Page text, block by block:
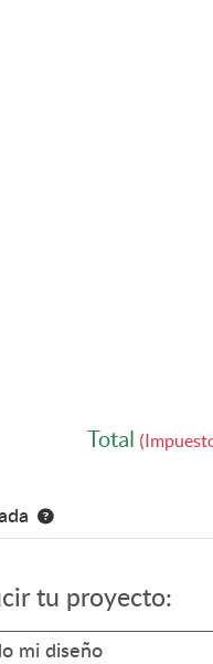
Total
tu proyecto:
mi diseño